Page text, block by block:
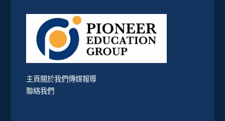
主頁關於我們傳媒報導
聯絡我們